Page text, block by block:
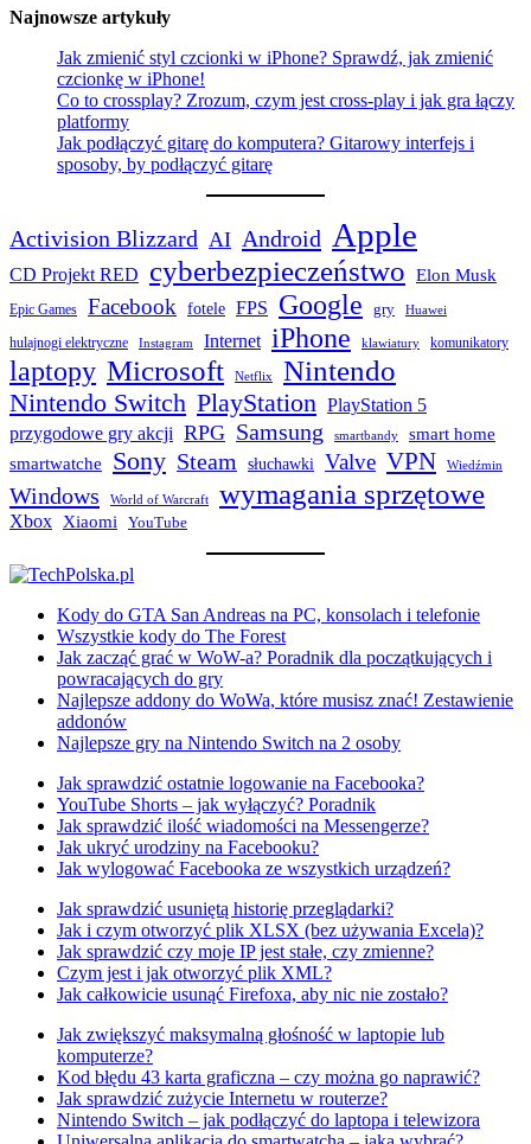
Najnowsze artykuły
Jak zmienić styl czcionki w iPhone? Sprawdź, jak zmienić
czcionkę w iPhone!
Co to crossplay? Zrozum, czym jest cross-play i jak gra łączy
platformy
Jak podłączyć gitarę do komputera? Gitarowy interfejs i
sposoby, by podłączyć gitarę
Activision Blizzard AI Android Apple
CD Projekt RED cyberbezpieczeństwo Elon Musk
Epic Games Facebook fotele FPS Google gry Huawei
hulajnogi elektryczne Instagram Internet iPhone klawiatury komunikatory
laptopy Microsoft Netflix Nintendo
Nintendo Switch PlayStation PlayStation 5
przygodowe gry akcji RPG Samsung smartbandy smart home
smartwatche Sony Steam słuchawki Valve VPN Wiedźmin
Windows World of Warcraft wymagania sprzętowe
Xbox Xiaomi YouTube
Kody do GTA San Andreas na PC, konsolach i telefonie
Wszystkie kody do The Forest
Jak zacząć grać w WoW-a? Poradnik dla początkujących i
powracających do gry
Najlepsze addony do WoWa, które musisz znać! Zestawienie
addonów
Najlepsze gry na Nintendo Switch na 2 osoby
Jak sprawdzić ostatnie logowanie na Facebooka?
YouTube Shorts – jak wyłączyć? Poradnik
Jak sprawdzić ilość wiadomości na Messengerze?
Jak ukryć urodziny na Facebooku?
Jak wylogować Facebooka ze wszystkich urządzeń?
Jak sprawdzić usuniętą historię przeglądarki?
Jak i czym otworzyć plik XLSX (bez używania Excela)?
Jak sprawdzić czy moje IP jest stałe, czy zmienne?
Czym jest i jak otworzyć plik XML?
Jak całkowicie usunąć Firefoxa, aby nic nie zostało?
Jak zwiększyć maksymalną głośność w laptopie lub
komputerze?
Kod błędu 43 karta graficzna – czy można go naprawić?
Jak sprawdzić zużycie Internetu w routerze?
Nintendo Switch – jak podłączyć do laptopa i telewizora